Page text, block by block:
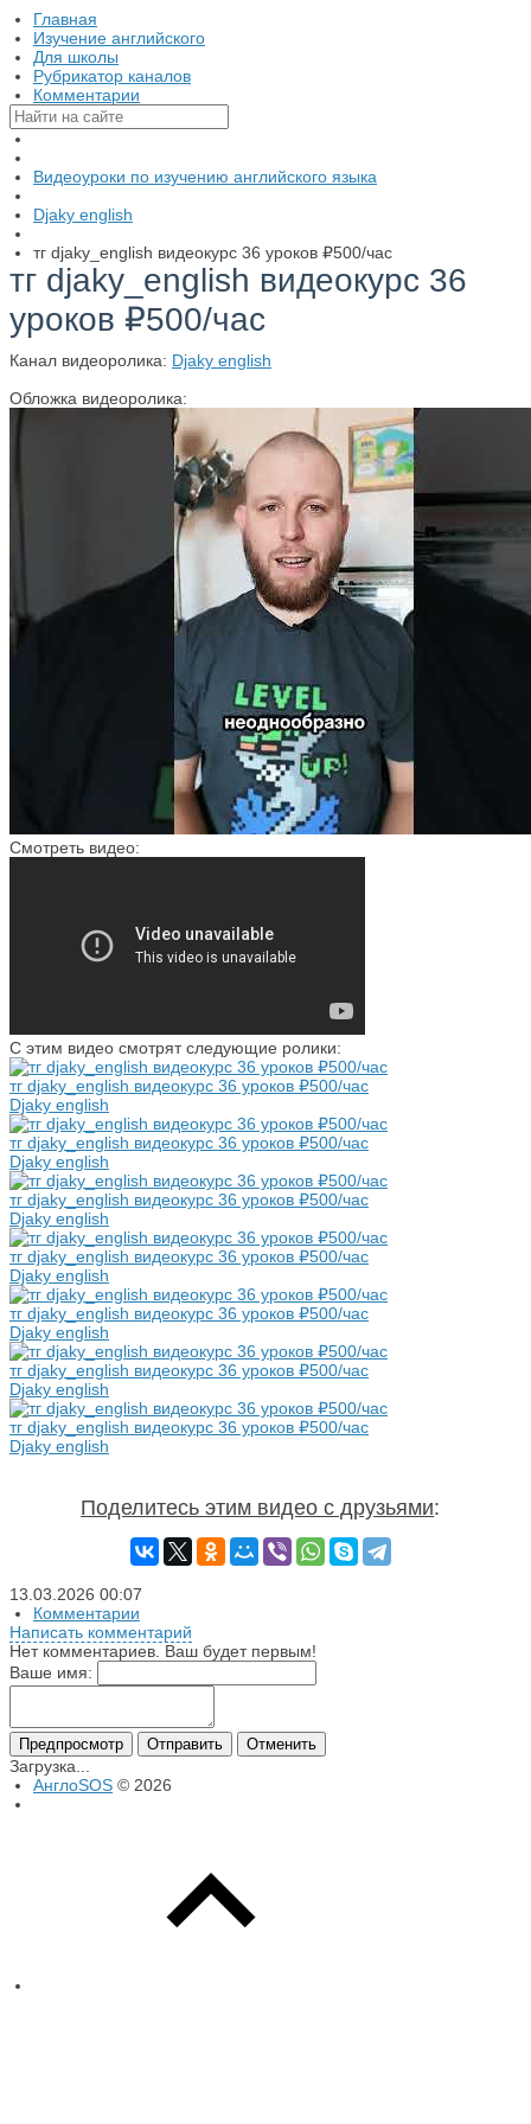
Главная
Изучение английского
Для школы
Рубрикатор каналов
Комментарии
Видеоуроки по изучению английского языка
Djaky english
тг djaky_english видеокурс 36 уроков ₽500/час
тг djaky_english видеокурс 36
уроков ₽500/час
Канал видеоролика: Djaky english
Обложка видеоролика:
Смотреть видео:
С этим видео смотрят следующие ролики:
тг djaky_english видеокурс 36 уроков ₽500/час
Djaky english
тг djaky_english видеокурс 36 уроков ₽500/час
Djaky english
тг djaky_english видеокурс 36 уроков ₽500/час
Djaky english
тг djaky_english видеокурс 36 уроков ₽500/час
Djaky english
тг djaky_english видеокурс 36 уроков ₽500/час
Djaky english
тг djaky_english видеокурс 36 уроков ₽500/час
Djaky english
тг djaky_english видеокурс 36 уроков ₽500/час
Djaky english
Поделитесь этим видео с друзьями:
13.03.2026 00:07
Комментарии
Написать комментарий
Нет комментариев. Ваш будет первым!
Ваше имя:
Предпросмотр Отправить Отменить
Загрузка...
АнглоSOS © 2026